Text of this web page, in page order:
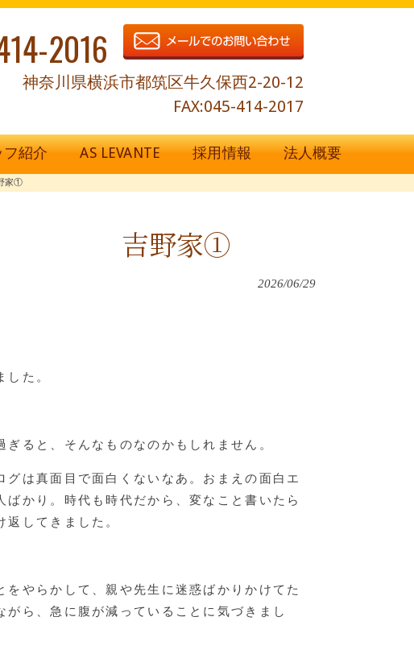
2016
神奈川県横浜市都筑区牛久保西2-20-12
FAX:045-414-2017
フ紹介 AS LEVANTE 採用情報 法人概要
家①
吉野家①
2026/06/29
た。
ると、そんなものなのかもしれません。
は真面目で面白くないなあ。おまえの面白エ
かり。時代も時代だから、変なこと書いたら
してきました。
やらかして、親や先生に迷惑ばかりかけてた
ら、急に腹が減っていることに気づきまし